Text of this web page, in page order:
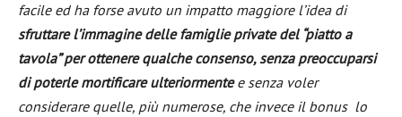
facile ed ha forse avuto un impatto maggiore l’idea di
sfruttare l’immagine delle famiglie private del “piatto a
tavola” per ottenere qualche consenso, senza preoccuparsi
di poterle mortificare ulteriormentee senza voler
considerare quelle, più numerose, che invece il bonus lo